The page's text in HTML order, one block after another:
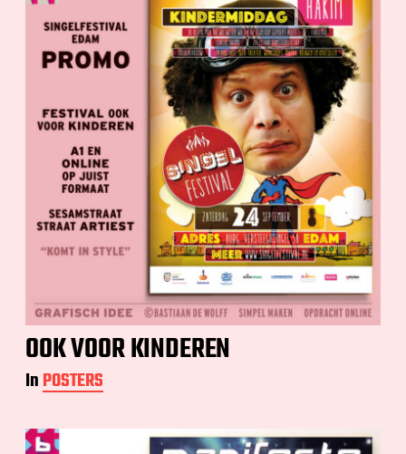
OOK VOOR KINDEREN
InPOSTERS